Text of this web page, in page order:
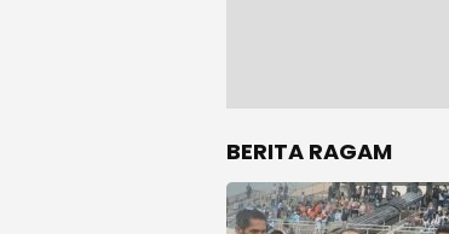
BERITA RAGAM